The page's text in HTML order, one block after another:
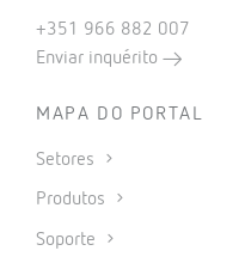
+351 966 882 007
Enviar inquérito
MAPA DO PORTAL
Setores
Produtos
Soporte